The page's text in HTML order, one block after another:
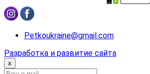
Petkoukraine@gmail.com
Разработка и развитие сайта
x